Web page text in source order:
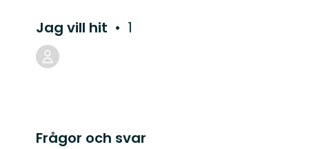
Jag vill hit 1
Frågor och svar